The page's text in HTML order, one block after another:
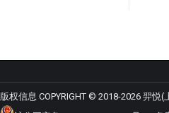
版权信息 COPYRIGHT © 2018-2026 羿悦